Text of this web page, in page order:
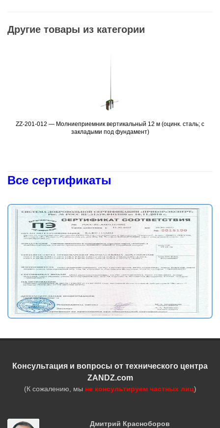
Другие товары из категории
Подробнее
вертикальный 12 м (оцинк. сталь; с
закладыми под фундамент)
ZZ-201-014 —
Все сертификаты
Консультация и вопросы от технического центра
ZANDZ.com
(К сожалению, мы не консультируем частных лиц)
Дмитрий Красноборов